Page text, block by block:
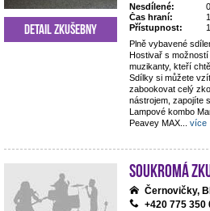
Nesdílené:
0
Čas hraní:
Přístupnost:
Plně vybavené
Hostivař s
muzikanty, kteří
Sdílky si můžete
zabookovat celý
nástrojem, zapojíte
Lampové kombo
Peavey MAX
více
Detail zkušebny
Soukromá
Černovičky,
+420 775 350